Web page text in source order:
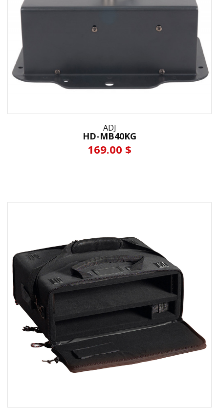
ADJ
HD-MB40KG
169.00 $